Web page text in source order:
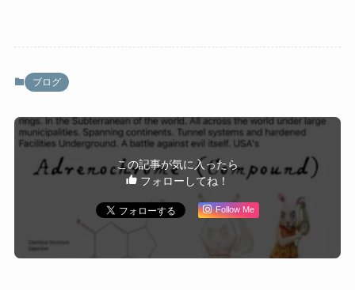
ブログ
この記事が気に入ったら
フォローしてね！
Follow Me